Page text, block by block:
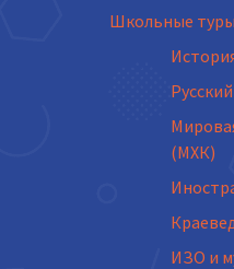
Школьные
(МХК)
ИЗО и